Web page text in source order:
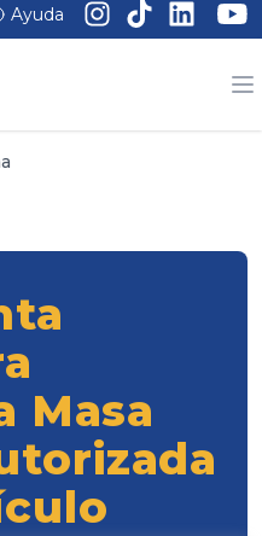
Ayuda
Masa